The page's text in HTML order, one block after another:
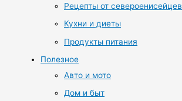
Рецепты от североенисейцев
Кухни и диеты
Продукты питания
Полезное
Авто и мото
Дом и быт